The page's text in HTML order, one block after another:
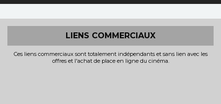
LIENS COMMERCIAUX
Ces liens commerciaux sont totalement indépendants et sans lien avec les
offres et l'achat de place en ligne du cinéma.